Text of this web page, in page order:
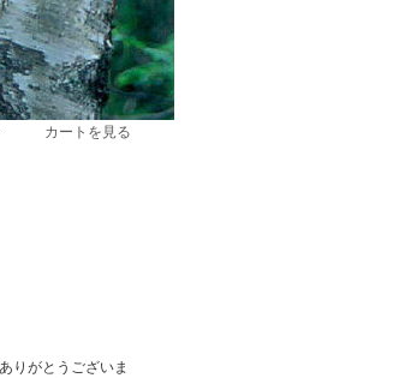
カートを見る
りがとうございま